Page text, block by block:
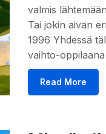
valmis
Tai jokin aivan
1996 Yhdessä
vaihto-
Read More